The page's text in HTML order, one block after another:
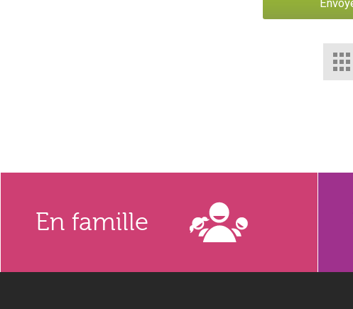
En famille